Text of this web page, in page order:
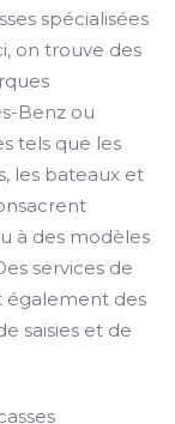
spécialisées
on trouve des
Benz ou
tels que les
les bateaux et
à des modèles
services de
également des
saisies et de